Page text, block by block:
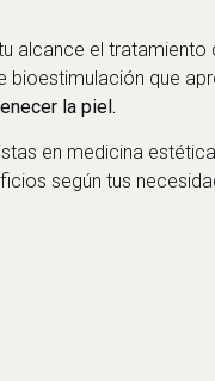
alcance el tratamiento
bioestimulación que
la piel.
en medicina
según tus